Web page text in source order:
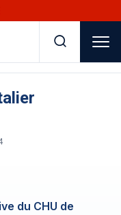
du CHU de